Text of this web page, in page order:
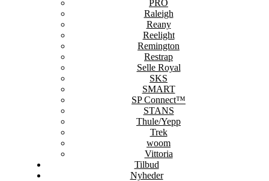
PRO
Raleigh
Reany
Reelight
Remington
Restrap
Selle Royal
SKS
SMART
SP Connect™
STANS
Thule/Yepp
Trek
woom
Vittoria
Tilbud
Nyheder